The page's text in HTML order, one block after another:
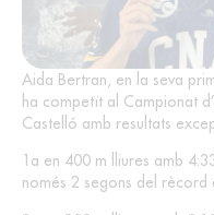
Aida Bertran, en la seva
ha competït al Campionat
Castelló amb resultats
1a en 400 m lliures amb
només 2 segons del rècord